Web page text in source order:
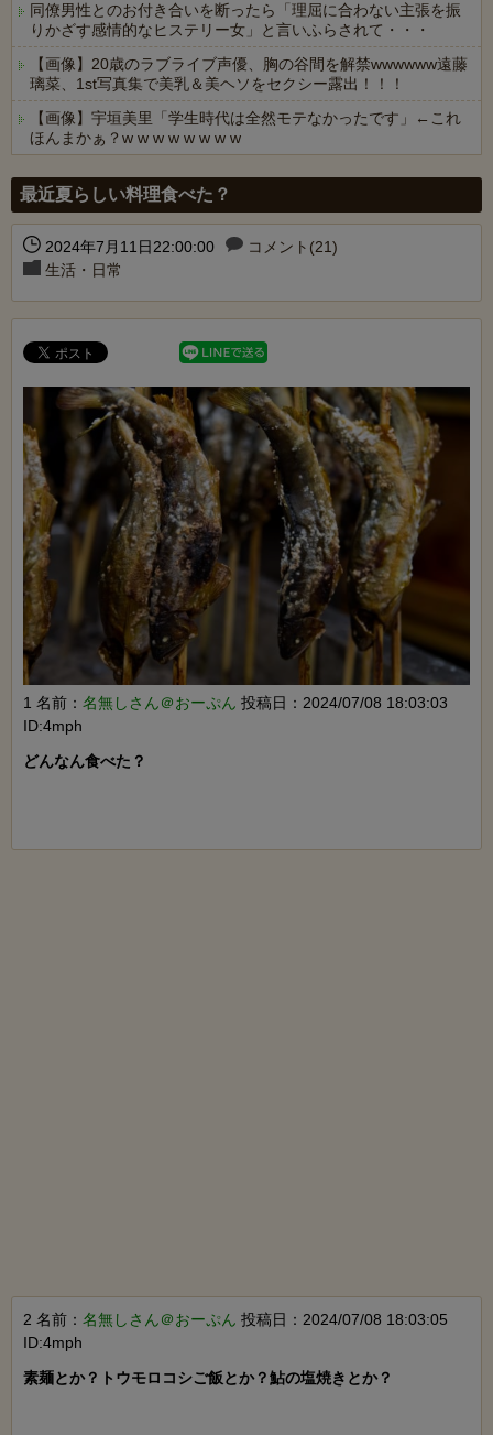
同僚男性とのお付き合いを断ったら「理屈に合わない主張を振
りかざす感情的なヒステリー女」と言いふらされて・・・
【画像】20歳のラブライブ声優、胸の谷間を解禁wwwwww遠藤
璃菜、1st写真集で美乳＆美ヘソをセクシー露出！！！
【画像】宇垣美里「学生時代は全然モテなかったです」←これ
ほんまかぁ？w w w w w w w w
最近夏らしい料理食べた？
2024年7月11日22:00:00
コメント(21)
生活・日常
1 名前： 名無しさん＠おーぷん 投稿日：2024/07/08 18:03:03
ID:4mph
どんなん食べた？
2 名前： 名無しさん＠おーぷん 投稿日：2024/07/08 18:03:05
ID:4mph
素麺とか？トウモロコシご飯とか？鮎の塩焼きとか？